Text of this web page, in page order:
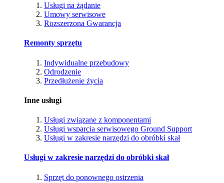
Usługi na żądanie
Umowy serwisowe
Rozszerzona Gwarancja
Remonty sprzętu
Indywidualne przebudowy
Odrodzenie
Przedłużenie życia
Inne usługi
Usługi związane z komponentami
Usługi wsparcia serwisowego Ground Support
Usługi w zakresie narzędzi do obróbki skał
Usługi w zakresie narzędzi do obróbki skał
Sprzęt do ponownego ostrzenia